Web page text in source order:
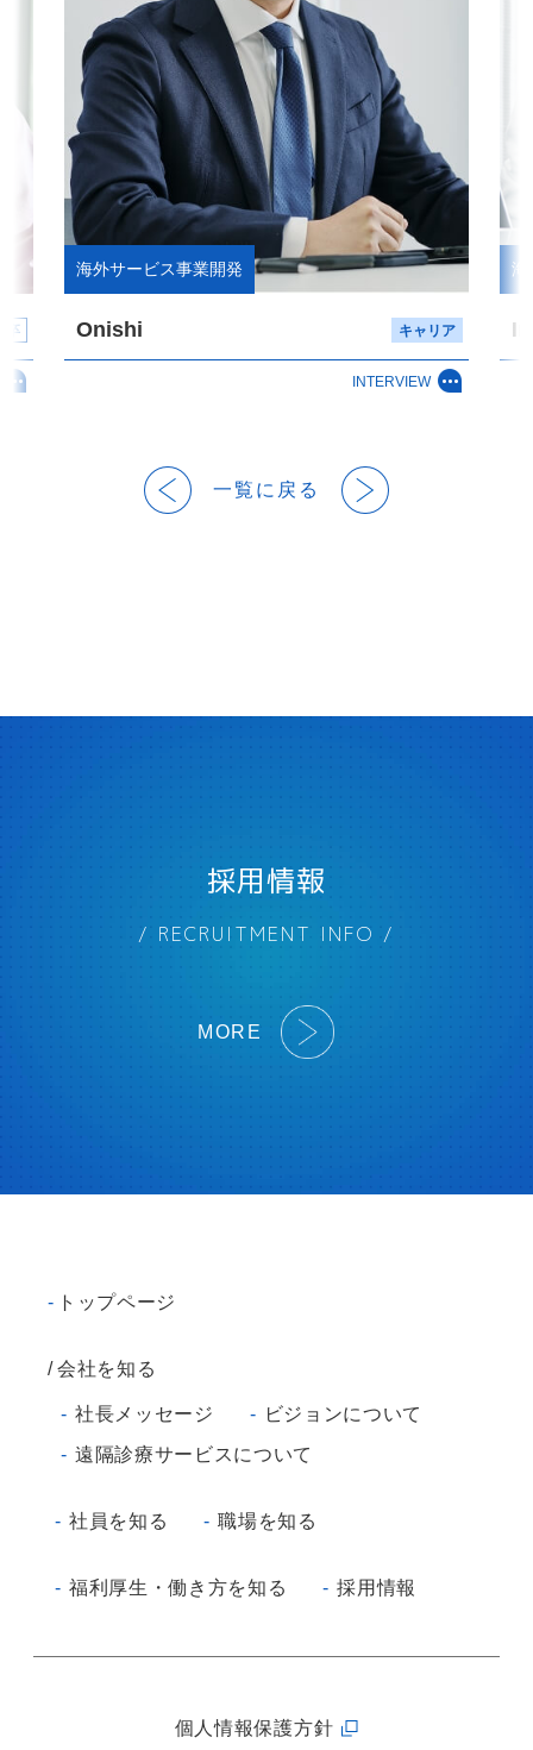
海外サービス事業開発
Onishi キャリア
INTERVIEW
海
一覧に戻る
採用情報
/ RECRUITMENT INFO /
MORE
トップページ
会社を知る
社長メッセージ
ビジョンについて
遠隔診療サービスについて
社員を知る 職場を知る
福利厚生・働き方を知る 採用情報
個人情報保護方針